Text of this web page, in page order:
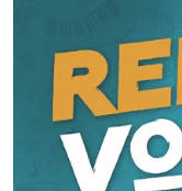
après deux autres